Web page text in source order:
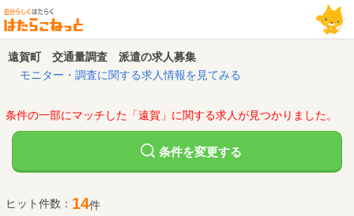
遠賀町 交通量調査 派遣の求人募集
モニター・調査に関する求人情報を見てみる
条件の一部にマッチした「遠賀」に関する求人が見つかりました。
条件を変更する
ヒット件数： 14件